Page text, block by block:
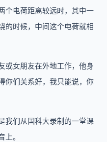
个电荷距离较远时，其中一
的时候，中间这个电荷就相
或女朋友在外地工作，他身
你们关系好，我只能说，你
我们从国科大录制的一堂课
。